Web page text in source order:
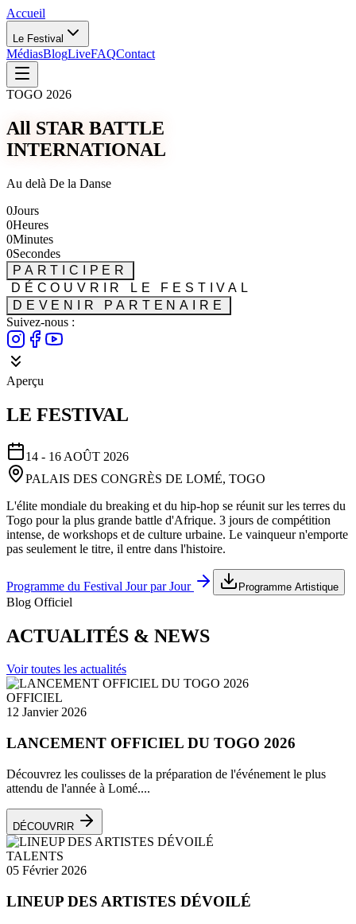
Accueil
Le Festival
MédiasBlogLiveFAQContact
TOGO 2026
All STAR BATTLE
INTERNATIONAL
Au delà De la Danse
0Jours
0Heures
0Minutes
0Secondes
PARTICIPER
DÉCOUVRIR LE FESTIVAL
DEVENIR PARTENAIRE
Suivez-nous :
Aperçu
LE FESTIVAL
14 - 16 AOÛT 2026
PALAIS DES CONGRÈS DE LOMÉ, TOGO
L'élite mondiale du breaking et du hip-hop se réunit sur les terres du
Togo pour la plus grande battle d'Afrique. 3 jours de compétition
intense, de workshops et de culture urbaine. Le vainqueur n'emporte
pas seulement le titre, il entre dans l'histoire.
Programme du Festival Jour par Jour Programme Artistique
Blog Officiel
ACTUALITÉS & NEWS
Voir toutes les actualités
OFFICIEL
12 Janvier 2026
LANCEMENT OFFICIEL DU TOGO 2026
Découvrez les coulisses de la préparation de l'événement le plus
attendu de l'année à Lomé....
DÉCOUVRIR
TALENTS
05 Février 2026
LINEUP DES ARTISTES DÉVOILÉ